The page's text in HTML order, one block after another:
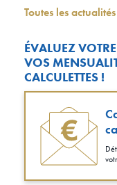
Toutes les actualités
ÉVALUEZ
VOS
CALCULETTES !